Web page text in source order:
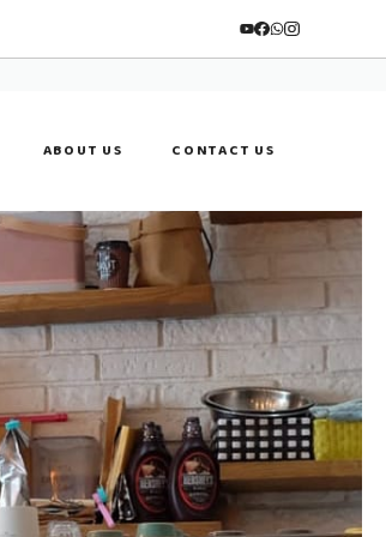
ABOUT US CONTACT US